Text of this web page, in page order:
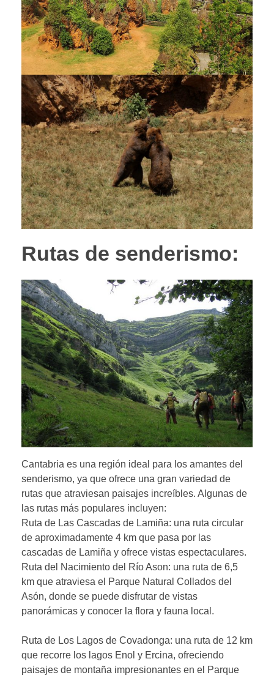
Rutas de senderismo:
Cantabria es una región ideal para los amantes del
senderismo, ya que ofrece una gran variedad de
rutas que atraviesan paisajes increíbles. Algunas de
las rutas más populares incluyen:
Ruta de Las Cascadas de Lamiña: una ruta circular
de aproximadamente 4 km que pasa por las
cascadas de Lamiña y ofrece vistas espectaculares.
Ruta del Nacimiento del Río Ason: una ruta de 6,5
km que atraviesa el Parque Natural Collados del
Asón, donde se puede disfrutar de vistas
panorámicas y conocer la flora y fauna local.
Ruta de Los Lagos de Covadonga: una ruta de 12 km
que recorre los lagos Enol y Ercina, ofreciendo
paisajes de montaña impresionantes en el Parque